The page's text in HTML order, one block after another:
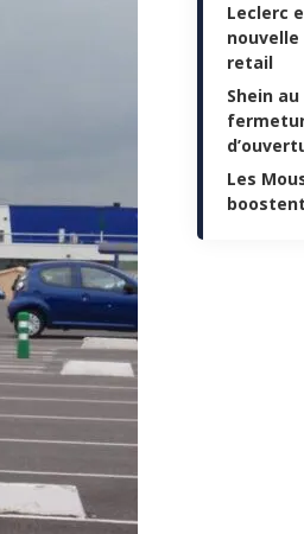
Leclerc
retail
Shein
Les